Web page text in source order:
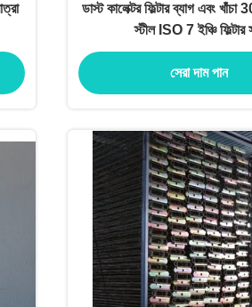
ডাস্ট কালেক্টর ফিল্টার ব্যাগ এবং
স্টীল ISO 7 ইঞ্চি ফিল্টার
সেরা দাম পান